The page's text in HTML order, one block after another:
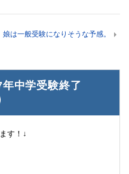
娘は一般受験になりそうな予感。
年中学受験終了
す！↓